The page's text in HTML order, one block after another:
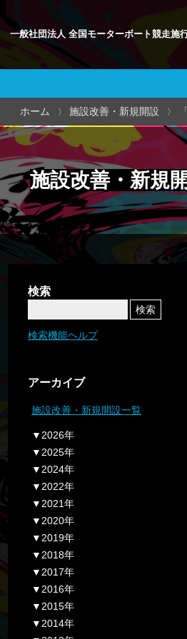
一般社団法人 全国モーターボート競走施
施設改善・新規
ホーム 施設改善・新規開設
検索
検索機能ヘルプ
アーカイブ
施設改善・新規開設一覧
▼2026年
▼2025年
▼2024年
▼2022年
▼2021年
▼2020年
▼2019年
▼2018年
▼2017年
▼2016年
▼2015年
▼2014年